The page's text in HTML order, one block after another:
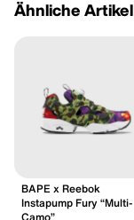
Ähnliche Artikel
BAPE x Reebok
Instapump Fury “Multi-
Camo”